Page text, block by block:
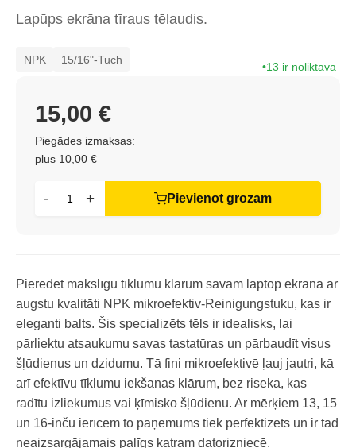
Lapūps ekrāna tīraus tēlaudis.
NPK 15/16"-Tuch
13 ir noliktavā
Piegādes izmaksas:
plus 10,00 €
15,00 €
- + Pievienot grozam
Pieredēt makslīgu tīklumu klārum savam laptop ekrānā ar
augstu kvalitāti NPK mikroefektiv-Reinigungstuku, kas ir
eleganti balts. Šis specializēts tēls ir idealisks, lai
pārliektu atsaukumu savas tastatūras un pārbaudīt visus
šļūdienus un dzidumu. Tā fini mikroefektivē ļauj jautri, kā
arī efektīvu tīklumu iekšanas klārum, bez riseka, kas
radītu izliekumus vai ķīmisko šļūdienu. Ar mērķiem 13, 15
un 16-inču ierīcēm to paņemums tiek perfektizēts un ir tad
neaizsargājamais palīgs katram datorizniecē.